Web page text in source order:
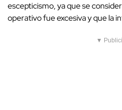
escepticismo, ya que se
operativo fue excesiva y que la
▼